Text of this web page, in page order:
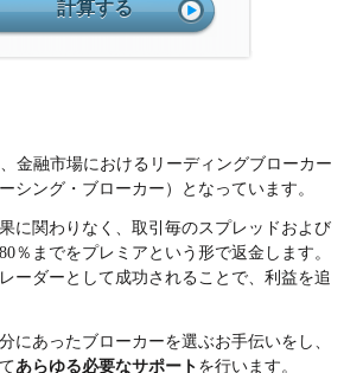
金融市場におけるリーディングブローカー
シング・ブローカー）となっています。
に関わりなく、取引毎のスプレッドおよび
％までをプレミアという形で返金します。
ーダーとして成功されることで、利益を追
にあったブローカーを選ぶお手伝いをし、
あらゆる必要なサポート を行います。